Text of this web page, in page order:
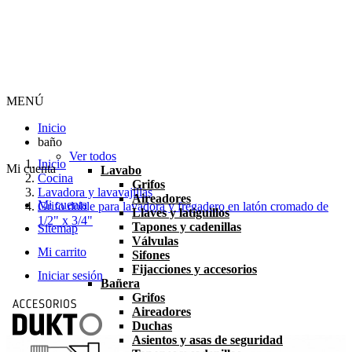
Mi cuenta
Mi cuenta
Sitemap
Mi carrito
Iniciar sesión
MENÚ
Inicio
baño
Ver todos
Lavabo
Grifos
Aireadores
Llaves y latiguillos
Tapones y cadenillas
Válvulas
Sifones
Fijacciones y accesorios
Bañera
Grifos
Aireadores
Duchas
Asientos y asas de seguridad
Inicio
Cocina
Lavadora y lavavajillas
Grifo doble para lavadora y fregadero en latón cromado de
1/2" x 3/4"